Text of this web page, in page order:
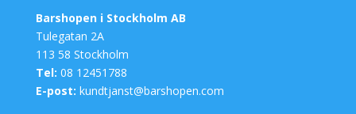
Barshopen i Stockholm AB
Tulegatan 2A
113 58 Stockholm
Tel: 08 12451788
E-post: kundtjanst@barshopen.com